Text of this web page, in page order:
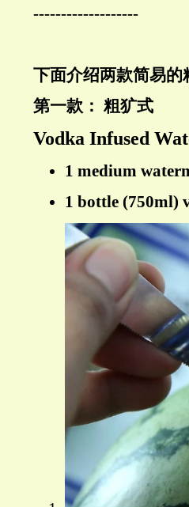
-------------------
下面介绍两款简易的
第一款： 粗犷式
Vodka Infused
1 medium
1 bottle (750ml)